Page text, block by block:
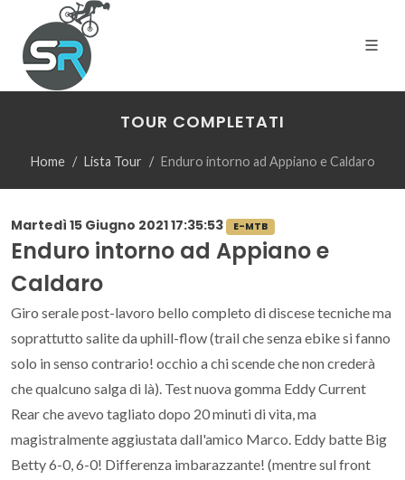
TOUR COMPLETATI
Home Lista Tour Enduro intorno ad Appiano e Caldaro
Martedì 15 Giugno 2021 17:35:53 E-MTB
Enduro intorno ad Appiano e
Caldaro
Giro serale post-lavoro bello completo di discese tecniche ma
soprattutto salite da uphill-flow (trail che senza ebike si fanno
solo in senso contrario! occhio a chi scende che non crederà
che qualcuno salga di là). Test nuova gomma Eddy Current
Rear che avevo tagliato dopo 20 minuti di vita, ma
magistralmente aggiustata dall'amico Marco. Eddy batte Big
Betty 6-0, 6-0! Differenza imbarazzante! (mentre sul front